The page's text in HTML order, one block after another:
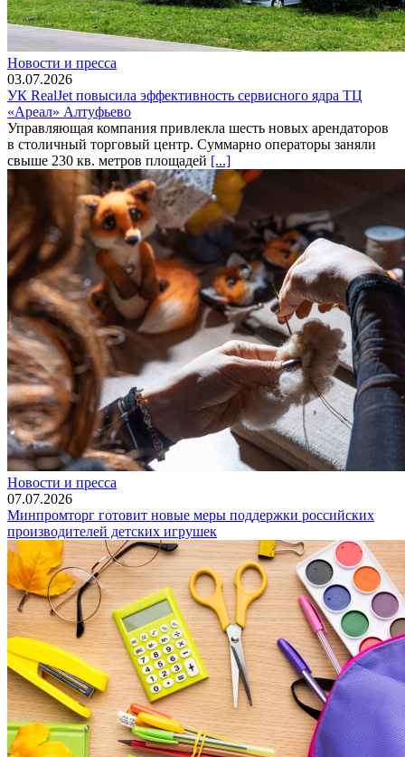
Новости и пресса
03.07.2026
УК RealJet повысила эффективность сервисного ядра ТЦ
«Ареал» Алтуфьево
Управляющая компания привлекла шесть новых арендаторов
в столичный торговый центр. Суммарно операторы заняли
свыше 230 кв. метров площадей [...]
Новости и пресса
07.07.2026
Минпромторг готовит новые меры поддержки российских
производителей детских игрушек